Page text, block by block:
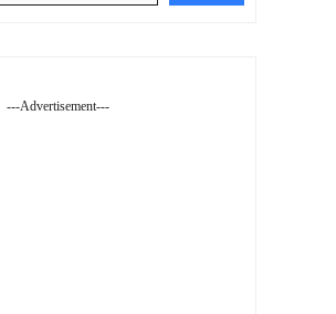
---Advertisement---